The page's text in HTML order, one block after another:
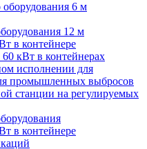
оборудования 6 м
12 м
в контейнере
кВт в контейнерах
исполнении для
промышленных выбросов
станции на регулируемых
в контейнере